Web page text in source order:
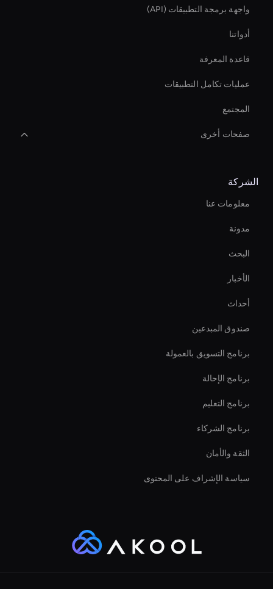
واجهة برمجة التطبيقات (API)
أدواتنا
قاعدة المعرفة
عمليات تكامل التطبيقات
المجتمع
صفحات أخرى
Live Video Avatar
Interactive Ai Assistant For Websites
Intelligent Virtual Agent
Entertainment Ai Avatar
Virtual Reality Avatar
Ai Avatar For Customer Service
Healthcare Ai Avatar
الشركة
معلومات عنا
مدونة
البحث
الأخبار
أحداث
صندوق المبدعين
برنامج التسويق بالعمولة
برنامج الإحالة
برنامج التعليم
برنامج الشركاء
الثقة والأمان
سياسة الإشراف على المحتوى